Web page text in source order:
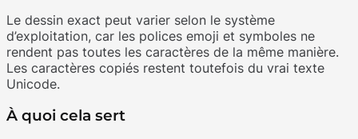
Le dessin exact peut varier selon le système
d’exploitation, car les polices emoji et symboles ne
rendent pas toutes les caractères de la même manière.
Les caractères copiés restent toutefois du vrai texte
Unicode.
À quoi cela sert